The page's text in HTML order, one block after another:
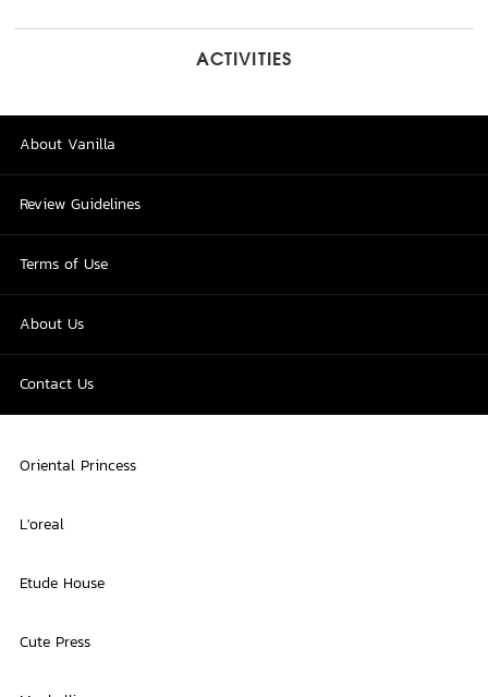
ACTIVITIES
About Vanilla
Review Guidelines
Terms of Use
About Us
Contact Us
Oriental Princess
L'oreal
Etude House
Cute Press